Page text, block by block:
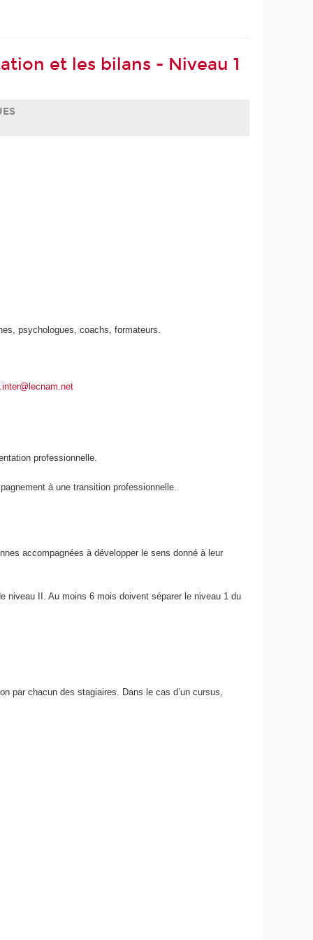
et les bilans - Niveau 1
psychologues, coachs, formateurs.
professionnelle.
à une transition professionnelle.
accompagnées à développer le sens donné à leur
niveau II. Au moins 6 mois doivent séparer le niveau 1 du
par chacun des stagiaires. Dans le cas d’un cursus,